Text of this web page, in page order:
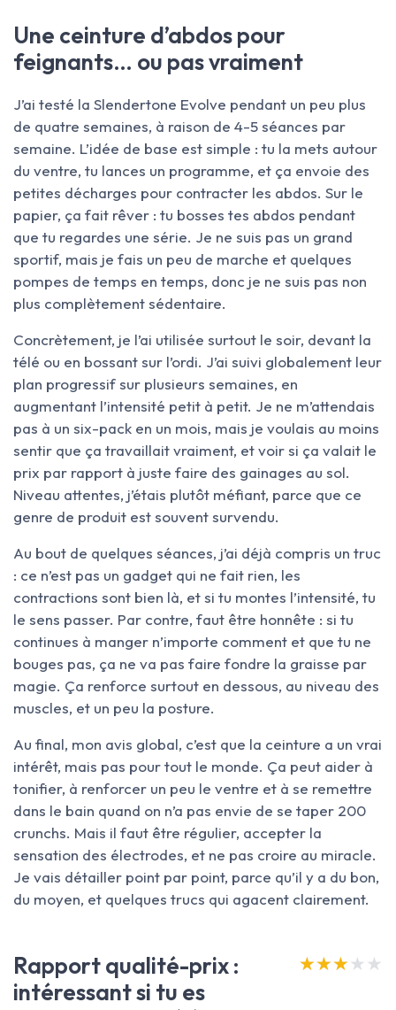
Une ceinture d’abdos pour
feignants… ou pas vraiment
J’ai testé la Slendertone Evolve pendant un peu plus
de quatre semaines, à raison de 4-5 séances par
semaine. L’idée de base est simple : tu la mets autour
du ventre, tu lances un programme, et ça envoie des
petites décharges pour contracter les abdos. Sur le
papier, ça fait rêver : tu bosses tes abdos pendant
que tu regardes une série. Je ne suis pas un grand
sportif, mais je fais un peu de marche et quelques
pompes de temps en temps, donc je ne suis pas non
plus complètement sédentaire.
Concrètement, je l’ai utilisée surtout le soir, devant la
télé ou en bossant sur l’ordi. J’ai suivi globalement leur
plan progressif sur plusieurs semaines, en
augmentant l’intensité petit à petit. Je ne m’attendais
pas à un six-pack en un mois, mais je voulais au moins
sentir que ça travaillait vraiment, et voir si ça valait le
prix par rapport à juste faire des gainages au sol.
Niveau attentes, j’étais plutôt méfiant, parce que ce
genre de produit est souvent survendu.
Au bout de quelques séances, j’ai déjà compris un truc
: ce n’est pas un gadget qui ne fait rien, les
contractions sont bien là, et si tu montes l’intensité, tu
le sens passer. Par contre, faut être honnête : si tu
continues à manger n’importe comment et que tu ne
bouges pas, ça ne va pas faire fondre la graisse par
magie. Ça renforce surtout en dessous, au niveau des
muscles, et un peu la posture.
Au final, mon avis global, c’est que la ceinture a un vrai
intérêt, mais pas pour tout le monde. Ça peut aider à
tonifier, à renforcer un peu le ventre et à se remettre
dans le bain quand on n’a pas envie de se taper 200
crunchs. Mais il faut être régulier, accepter la
sensation des électrodes, et ne pas croire au miracle.
Je vais détailler point par point, parce qu’il y a du bon,
du moyen, et quelques trucs qui agacent clairement.
Rapport qualité-prix :
intéressant si tu es
★★★★★
★★★★★